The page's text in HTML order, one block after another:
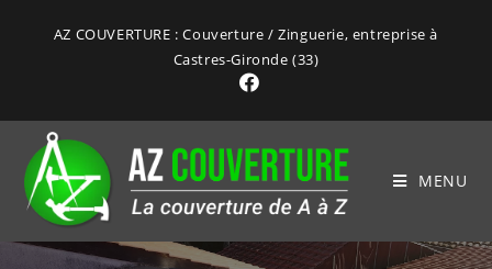
AZ COUVERTURE : Couverture / Zinguerie, entreprise à
Castres-Gironde (33)
MENU